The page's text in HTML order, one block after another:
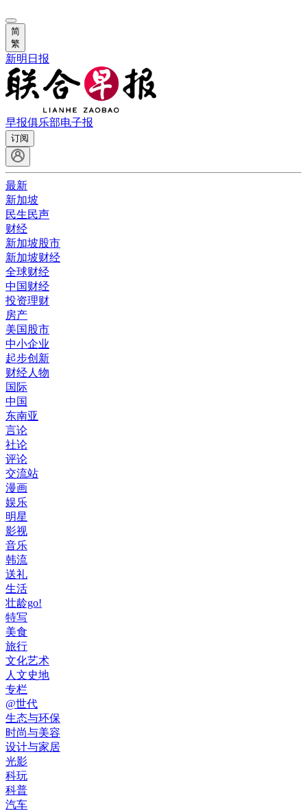
简
繁
新明日报
早报俱乐部电子报
订阅
最新
新加坡
民生民声
财经
新加坡股市
新加坡财经
全球财经
中国财经
投资理财
房产
美国股市
中小企业
起步创新
财经人物
国际
中国
东南亚
言论
社论
评论
交流站
漫画
娱乐
明星
影视
音乐
韩流
送礼
生活
壮龄go!
特写
美食
旅行
文化艺术
人文史地
专栏
@世代
生态与环保
时尚与美容
设计与家居
光影
科玩
科普
汽车